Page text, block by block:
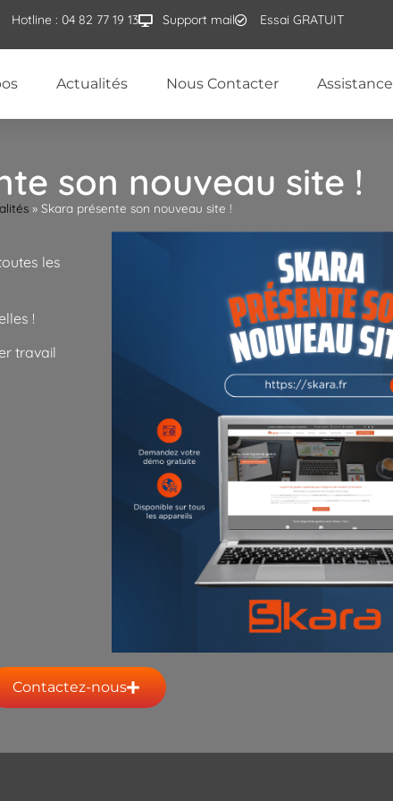
Hotline : 04 82 77 19 13 Support mail Essai GRATUIT
Actualités Nous Contacter Assistance
son nouveau site !
» Skara présente son nouveau site !
les
!
travail
Contactez-nous